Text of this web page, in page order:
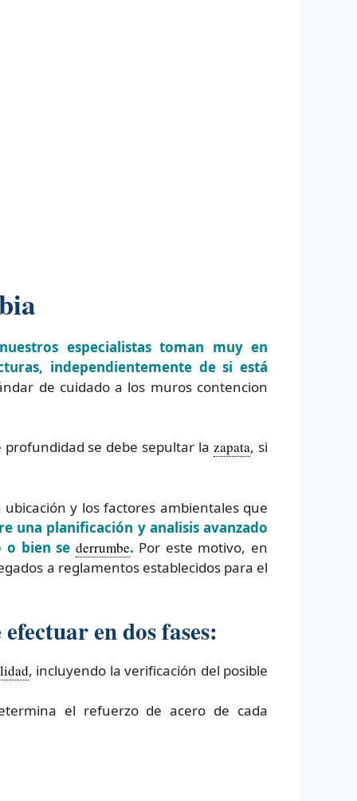
especialistas toman muy en
independientemente de si está
de cuidado a los muros contencion
se debe sepultar lazapata, si
y los factores ambientales que
una planificación y analisis avanzado
o bien se derrumbe. Por este motivo, en
a reglamentos establecidos para el
en dos fases:
, incluyendo la verificación del posible
el refuerzo de acero de cada